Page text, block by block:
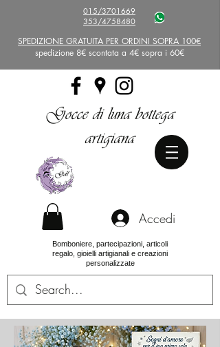
015/3701669
353/4758480
SPEDIZIONE GRATUITA PER ORDINI SOPRA 100€
spedizione 8€ scontata a 4€ sopra i 60€
Gocce di luna bottega
artigiana
Accedi
Bomboniere, partecipazioni, articoli
regalo, gioielli artigianali e creazioni
personalizzate